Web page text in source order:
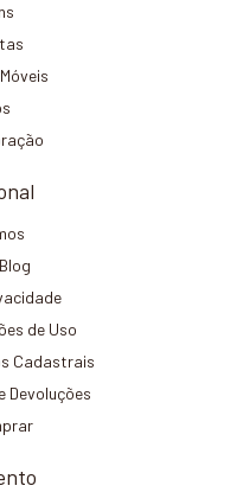
de Uso
Cadastrais
Devoluções